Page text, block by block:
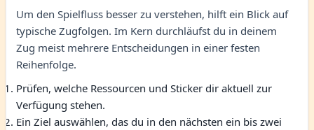
Um den Spielfluss besser zu verstehen, hilft ein Blick auf
typische Zugfolgen. Im Kern durchläufst du in deinem
Zug meist mehrere Entscheidungen in einer festen
Reihenfolge.
Prüfen, welche Ressourcen und Sticker dir aktuell zur
Verfügung stehen.
Ein Ziel auswählen, das du in den nächsten ein bis zwei